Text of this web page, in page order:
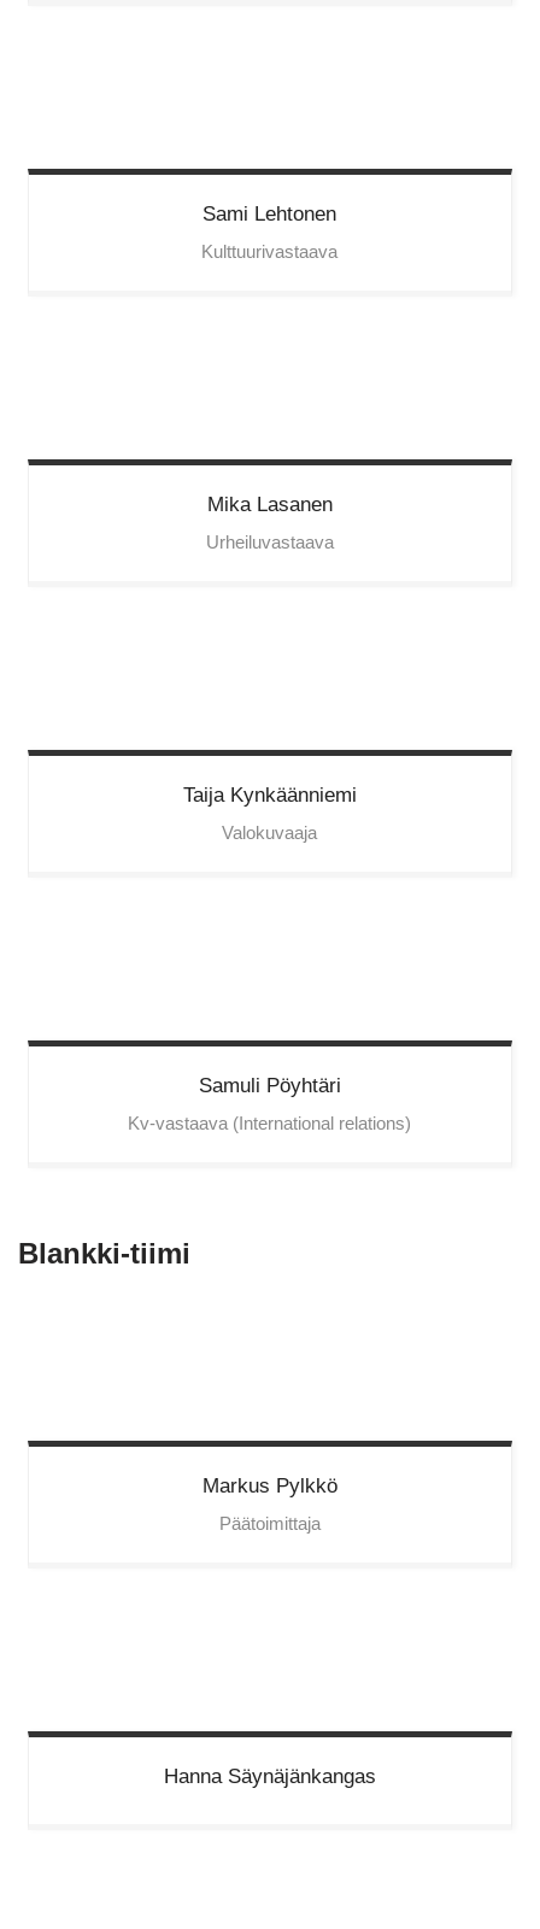
Sami Lehtonen
Kulttuurivastaava
Mika Lasanen
Urheiluvastaava
Taija Kynkäänniemi
Valokuvaaja
Samuli Pöyhtäri
Kv-vastaava (International relations)
Blankki-tiimi
Markus Pylkkö
Päätoimittaja
Hanna Säynäjänkangas